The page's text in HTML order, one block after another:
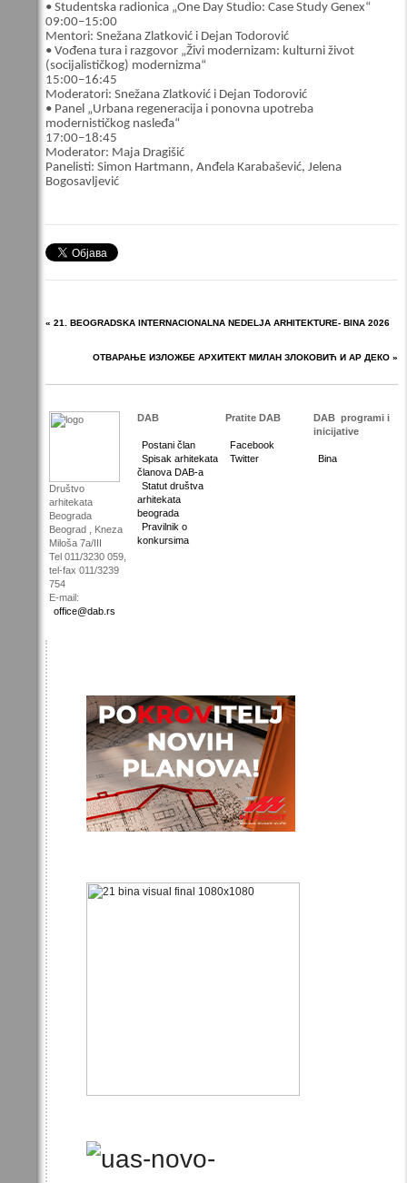
• Studentska radionica „One Day Studio: Case Study Genex“
09:00–15:00
Mentori: Snežana Zlatković i Dejan Todorović
• Vođena tura i razgovor „Živi modernizam: kulturni život
(socijalističkog) modernizma“
15:00–16:45
Moderatori: Snežana Zlatković i Dejan Todorović
• Panel „Urbana regeneracija i ponovna upotreba
modernističkog nasleđa“
17:00–18:45
Moderator: Maja Dragišić
Panelisti: Simon Hartmann, Anđela Karabašević, Jelena
Bogosavljević
« 21. BEOGRADSKA INTERNACIONALNA NEDELJA ARHITEKTURE- BINA 2026
ОТВАРАЊЕ ИЗЛОЖБЕ АРХИТЕКТ МИЛАН ЗЛОКОВИЋ И АР ДЕКО »
Društvo
arhitekata
Beograda
Beograd , Kneza
Miloša 7a/III
Tel 011/3230 059,
tel-fax 011/3239
754
E-mail:
office@dab.rs
DAB
Postani član
Spisak arhitekata
članova DAB-a
Statut društva
arhitekata
beograda
Pravilnik o
konkursima
Pratite DAB
Facebook
Twitter
DAB programi i
inicijative
Bina